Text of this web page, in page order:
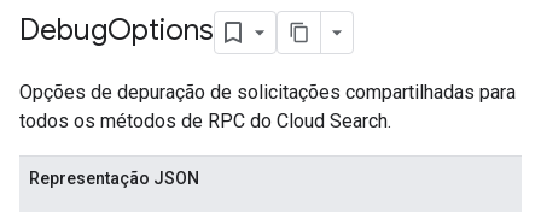
DebugOptions
Opções de depuração de solicitações compartilhadas para
todos os métodos de RPC do Cloud Search.
Representação JSON